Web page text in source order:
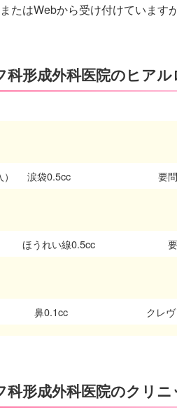
たはWebから受け付けています
科形成外科医院のヒア
涙袋0.5cc 要
ほうれい線0.5cc
鼻0.1cc クレ
科形成外科医院のクリ